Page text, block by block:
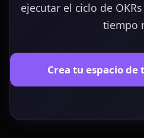
ejecutar el ciclo de
tiempo
Crea tu espacio